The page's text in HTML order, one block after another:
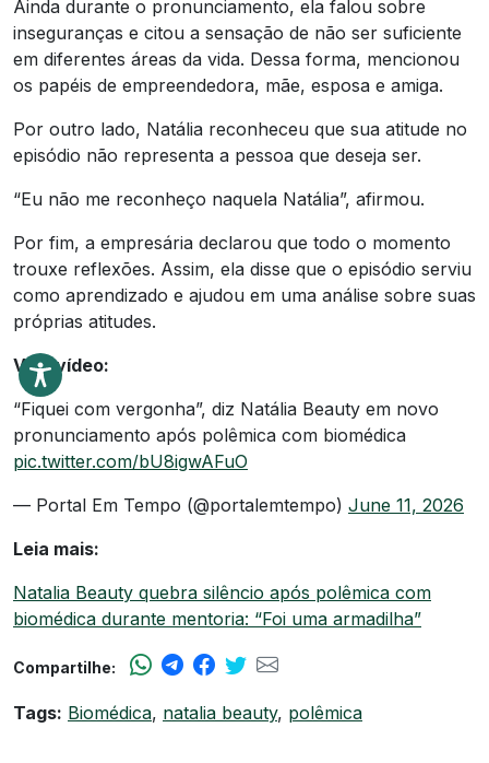
Ainda durante o pronunciamento, ela falou sobre
inseguranças e citou a sensação de não ser suficiente
em diferentes áreas da vida. Dessa forma, mencionou
os papéis de empreendedora, mãe, esposa e amiga.
Por outro lado, Natália reconheceu que sua atitude no
episódio não representa a pessoa que deseja ser.
“Eu não me reconheço naquela Natália”, afirmou.
Por fim, a empresária declarou que todo o momento
trouxe reflexões. Assim, ela disse que o episódio serviu
como aprendizado e ajudou em uma análise sobre suas
próprias atitudes.
Veja vídeo:
“Fiquei com vergonha”, diz Natália Beauty em novo
pronunciamento após polêmica com biomédica
pic.twitter.com/bU8igwAFuO
— Portal Em Tempo (@portalemtempo) June 11, 2026
Leia mais:
Natalia Beauty quebra silêncio após polêmica com
biomédica durante mentoria: “Foi uma armadilha”
Compartilhe:
Tags: Biomédica, natalia beauty, polêmica